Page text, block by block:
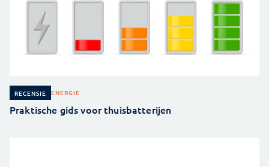
RECENSIE ENERGIE
Praktische gids voor thuisbatterijen